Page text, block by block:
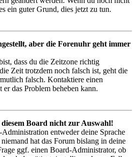
ein guter Grund, dies jetzt zu tun.
aber die Forenuhr geht immer
dass du die Zeitzone richtig
Zeit trotzdem noch falsch ist, geht die
falsch. Kontaktiere einen
das Problem beheben kann.
Board nicht zur Auswahl!
entweder deine Sprache
hat das Forum bislang in deine
ggf. einen Board-Administrator, ob